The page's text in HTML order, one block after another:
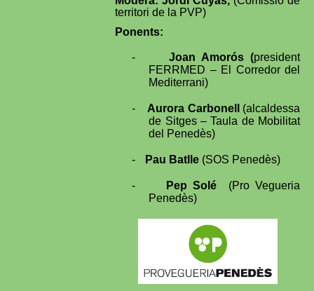
territori de la PVP)
Ponents:
- Joan Amorós (president
FERRMED – El Corredor del
Mediterrani)
- Aurora Carbonell (alcaldessa
de Sitges – Taula de Mobilitat
del Penedès)
- Pau Batlle (SOS Penedès)
- Pep Solé (Pro Vegueria
Penedès)